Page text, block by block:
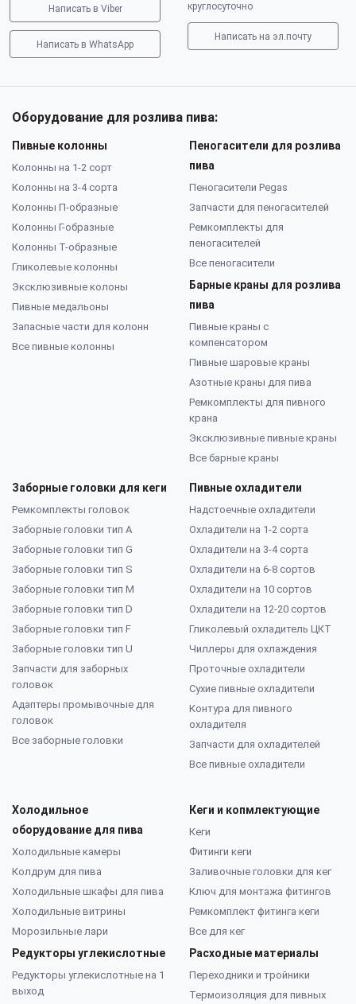
Написать в Viber
Написать в WhatsApp
круглосуточно
Написать на эл.почту
Оборудование для розлива пива:
Пивные колонны
Колонны на 1-2 сорт
Колонны на 3-4 сорта
Колонны П-образные
Колонны Г-образные
Колонны Т-образные
Гликолевые колонны
Эксклюзивные колоны
Пивные медальоны
Запасные части для колонн
Все пивные колонны
Пеногасители для розлива
пива
Пеногасители Pegas
Запчасти для пеногасителей
Ремкомплекты для
пеногасителей
Все пеногасители
Барные краны для розлива
пива
Пивные краны с
компенсатором
Пивные шаровые краны
Азотные краны для пива
Ремкомплекты для пивного
крана
Эксклюзивные пивные краны
Все барные краны
Заборные головки для кеги
Ремкомплекты головок
Заборные головки тип А
Заборные головки тип G
Заборные головки тип S
Заборные головки тип M
Заборные головки тип D
Заборные головки тип F
Заборные головки тип U
Запчасти для заборных
головок
Адаптеры промывочные для
головок
Все заборные головки
Пивные охладители
Надстоечные охладители
Охладители на 1-2 сорта
Охладители на 3-4 сорта
Охладители на 6-8 сортов
Охладители на 10 сортов
Охладители на 12-20 сортов
Гликолевый охладитель ЦКТ
Чиллеры для охлаждения
Проточные охладители
Сухие пивные охладители
Контура для пивного
охладителя
Запчасти для охладителей
Все пивные охладители
Холодильное
оборудование для пива
Холодильные камеры
Колдрум для пива
Холодильные шкафы для пива
Холодильные витрины
Морозильные лари
Редукторы углекислотные
Редукторы углекислотные на 1
выход
Кеги и копмлектующие
Кеги
Фитинги кеги
Заливочные головки для кег
Ключ для монтажа фитингов
Ремкомплект фитинга кеги
Все для кег
Расходные материалы
Переходники и тройники
Термоизоляция для пивных